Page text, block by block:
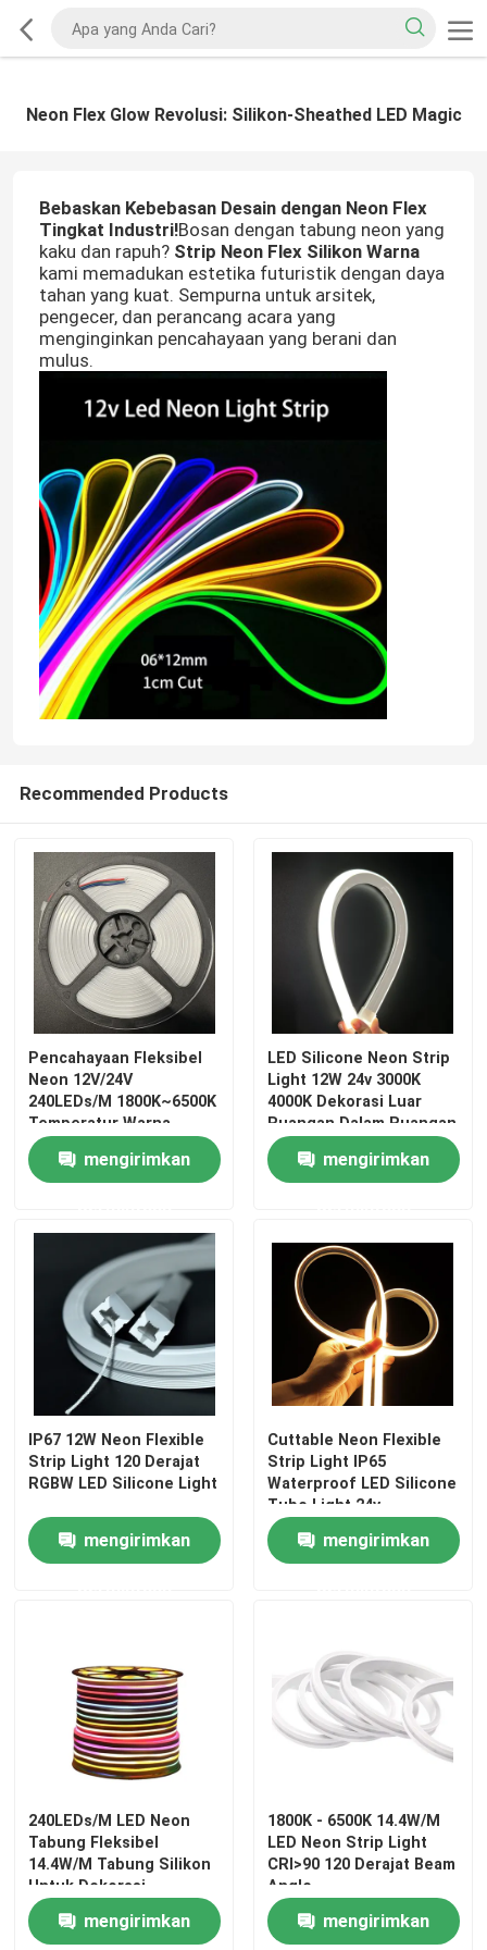
Neon Flex Glow Revolusi: Silikon-Sheathed LED Magic
Bebaskan Kebebasan Desain dengan Neon Flex
Tingkat Industri!Bosan dengan tabung neon yang
kaku dan rapuh? Strip Neon Flex Silikon Warna
kami memadukan estetika futuristik dengan daya
tahan yang kuat. Sempurna untuk arsitek,
pengecer, dan perancang acara yang
menginginkan pencahayaan yang berani dan
mulus.
Recommended Products
Pencahayaan Fleksibel
Neon 12V/24V
240LEDs/M 1800K~6500K
Temperatur Warna
mengirimkan
LED Silicone Neon Strip
Light 12W 24v 3000K
4000K Dekorasi Luar
Ruangan Dalam Ruangan
mengirimkan
IP67 12W Neon Flexible
Strip Light 120 Derajat
RGBW LED Silicone Light
mengirimkan
Cuttable Neon Flexible
Strip Light IP65
Waterproof LED Silicone
Tube Light 24v
mengirimkan
240LEDs/M LED Neon
Tabung Fleksibel
14.4W/M Tabung Silikon
Untuk Dekorasi
mengirimkan
1800K - 6500K 14.4W/M
LED Neon Strip Light
CRI>90 120 Derajat Beam
Angle
mengirimkan